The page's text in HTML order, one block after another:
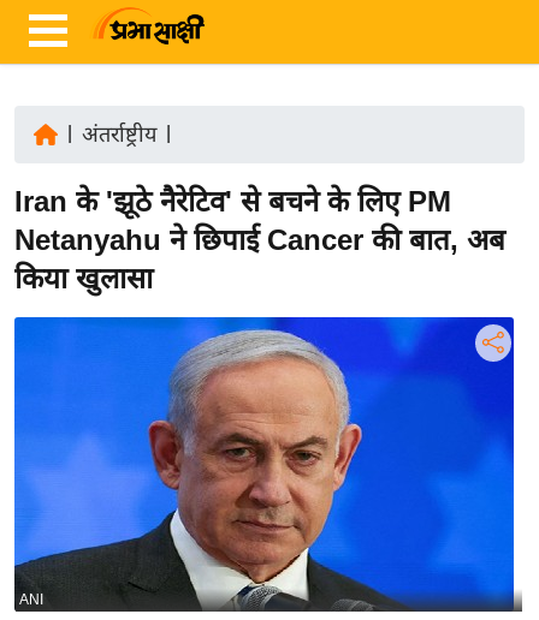
ज़ा
ख
ब
र
त
य
बि
अंतर्राष्ट्रीय|
Iran के 'झूठे नैरेटिव' से बचने के लिए PM
Netanyahu ने छिपाई Cancer की बात, अब
किया खुलासा
ANI